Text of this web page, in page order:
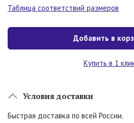
Таблица соответствий размеров
Добавить в
Купить в 1
Условия доставки
Быстрая доставка по всей России.